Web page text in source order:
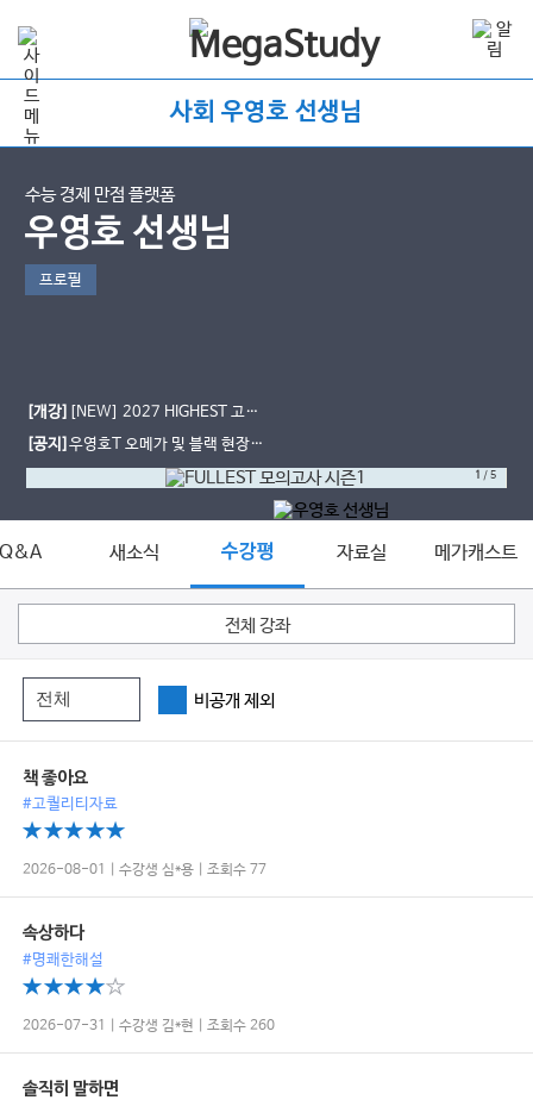
사회 우영호 선생님
수능 경제 만점 플랫폼
우영호 선생님
프로필
[개강] [NEW] 2027 HIGHEST 고난
도 문제 풀이 [인강]
[공지]우영호T 오메가 및 블랙 현장
사용 일정
1 /5
새소식 수강평 자료실 메가캐스트
전체 강좌
비공개 제외
책 좋아요
#고퀄리티자료
2026-08-01 | 수강생 심*용 | 조회수 77
속상하다
#명쾌한해설
2026-07-31 | 수강생 김*현 | 조회수 260
솔직히 말하면